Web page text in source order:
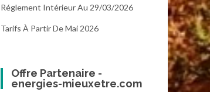
Réglement Intérieur Au 29/03/2026
Tarifs À Partir De Mai 2026
Offre Partenaire -
energies-mieuxetre.com